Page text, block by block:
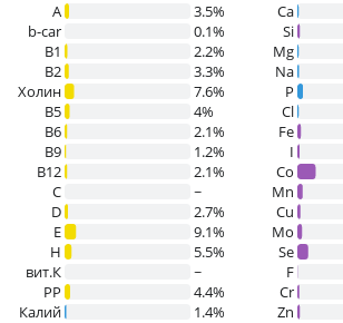
A
3.5%
b-car
0.1%
В1
2.2%
B2
3.3%
Холин
7.6%
B5
4%
B6
2.1%
B9
1.2%
B12
2.1%
C
~
D
2.7%
E
9.1%
H
5.5%
вит.К
~
PP
4.4%
Калий
1.4%
Ca
Si
Mg
Na
P
Cl
Fe
I
Co
Mn
Cu
Mo
Se
F
Cr
Zn